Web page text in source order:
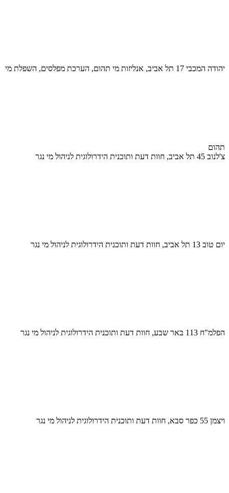
יהודה המכבי 17 תל אביב, אנליזות מי תהום, הערכת מפלסים, השפלת מי
תהום
צ'לנוב 45 תל אביב, חוות דעת ותוכנית הידרולוגית לניהול מי נגר
יום טוב 13 תל אביב, חוות דעת ותוכנית הידרולוגית לניהול מי נגר
הפלמ"ח 113 באר שבע, חוות דעת ותוכנית הידרולוגית לניהול מי נגר
ויצמן 55 כפר סבא, חוות דעת ותוכנית הידרולוגית לניהול מי נגר